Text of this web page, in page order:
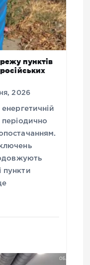
пунктів
2026
періодично
пункти